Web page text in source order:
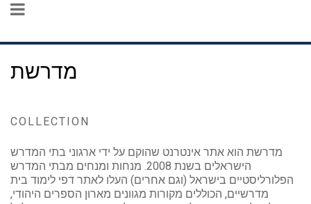
מדרשת
COLLECTION
מדרשת הוא אתר אינטרנט שהוקם על ידי ארגוני בתי המדרש
הישראלים בשנת 2008. מנחות ומנחים מבתי המדרש
הפלורליסטיים בישראל (וגם אחרים) העלו לאתר דפי לימוד בית
מדרשיים, הכוללים מקורות מגוונים מארון הספרים היהודי,